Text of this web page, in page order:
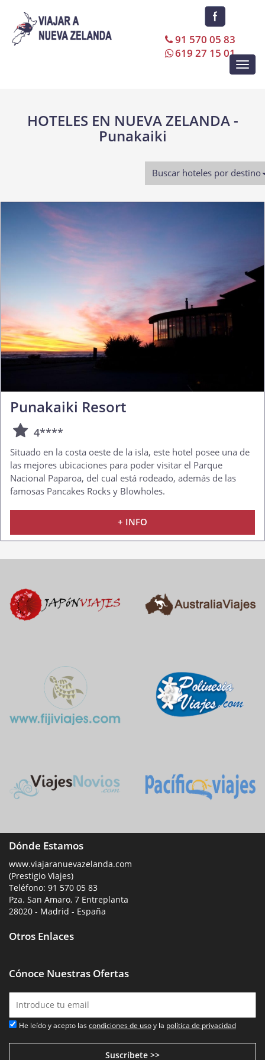
91 570 05 83
619 27 15 01
HOTELES EN NUEVA ZELANDA -
Punakaiki
Buscar hoteles por destino
Punakaiki Resort
4****
Situado en la costa oeste de la isla, este hotel posee una de
las mejores ubicaciones para poder visitar el Parque
Nacional Paparoa, del cual está rodeado, además de las
famosas Pancakes Rocks y Blowholes.
+ INFO
Dónde Estamos
www.viajaranuevazelanda.com
(Prestigio Viajes)
Teléfono: 91 570 05 83
Pza. San Amaro, 7 Entreplanta
28020 - Madrid - España
Otros Enlaces
Cónoce Nuestras Ofertas
He leído y acepto las condiciones de usoy la política de privacidad